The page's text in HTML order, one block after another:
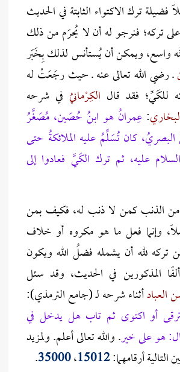
ترك الاكتواء الثابتة في الحديث
تركه؛ فنرجو له أن لا يُحرَم من ذلك
واسع، ويمكن أن يُستأنس لذلك بِخَبَر
ـ رضي الله تعالى عنه ـ حيث رجَعَتْ له
للكَيِّ؛ فقد قال الكِرْمانيُ في شرحه
:عِمرانُ هو ابنُ حُصَين، مُصَغَّرُ
كان تُسَلِّمُ عليه الملائكةُ حتى
عليه، ثم ترك الكَيَّ فعادوا إلى
من الذنب كمن لا ذنب له، فكيف بمن
وإنما فعل ما هو مكروه أو خلاف
تركه لله أن يشمله فضلُ الله ويكون
المذكورين في الحديث، وقد سئل
العبادأثناء شرحه لـ (جامع الترمذي):
أو اكتوى ثم تاب هل يدخل في
هو على خير. والله تعالى أعلم. ولمزيد
التالية أرقامهما:15012،35000
.